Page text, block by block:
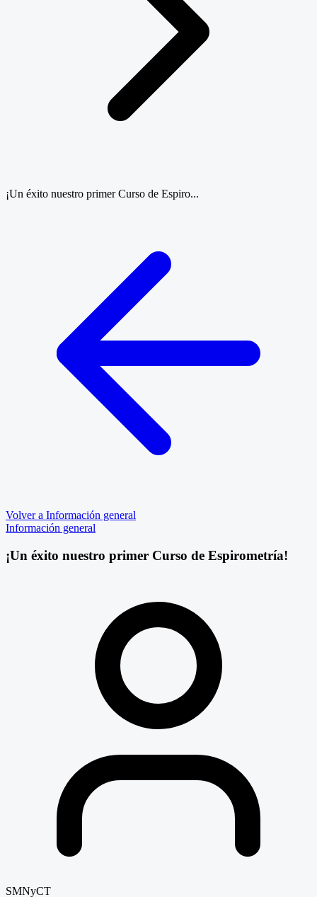
¡Un éxito nuestro primer Curso de Espiro...
Volver a Información general
Información general
¡Un éxito nuestro primer Curso de Espirometría!
SMNyCT